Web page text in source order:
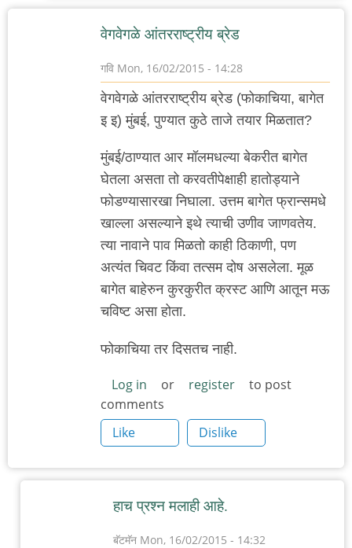
वेगवेगळे आंतरराष्ट्रीय ब्रेड
गवि Mon, 16/02/2015 - 14:28
वेगवेगळे आंतरराष्ट्रीय ब्रेड (फोकाचिया, बागेत
इ इ) मुंबई, पुण्यात कुठे ताजे तयार मिळतात?
मुंबई/ठाण्यात आर मॉलमधल्या बेकरीत बागेत
घेतला असता तो करवतीपेक्षाही हातोड्याने
फोडण्यासारखा निघाला. उत्तम बागेत फ्रान्समधे
खाल्ला असल्याने इथे त्याची उणीव जाणवतेय.
त्या नावाने पाव मिळतो काही ठिकाणी, पण
अत्यंत चिवट किंवा तत्सम दोष असलेला. मूळ
बागेत बाहेरुन कुरकुरीत क्रस्ट आणि आतून मऊ
चविष्ट असा होता.
फोकाचिया तर दिसतच नाही.
Log in or register
to post
comments
Like
Dislike
हाच प्रश्न मलाही आहे.
बॅटमॅन Mon, 16/02/2015 - 14:32